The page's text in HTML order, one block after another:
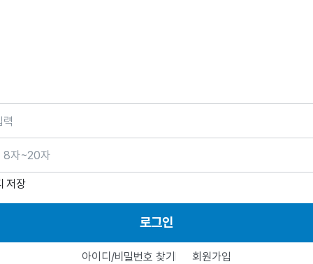
저장
로그인
아이디/비밀번호 찾기 회원가입